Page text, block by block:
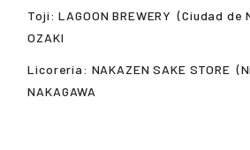
Toji:LAGOON BREWERY (Ciudad de
OZAKI
Licorería: NAKAZEN SAKE STORE
NAKAGAWA